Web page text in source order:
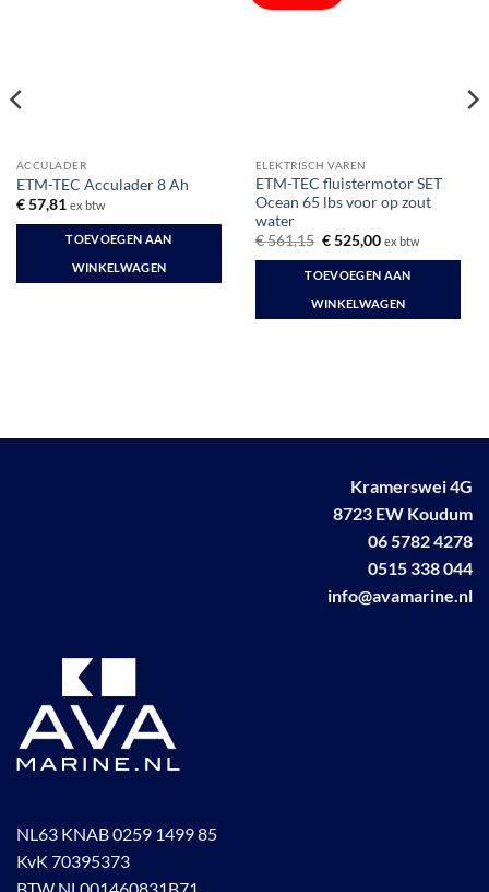
ACCULADER
ETM-TEC Acculader 8 Ah
€57,81 ex btw
TOEVOEGEN AAN
WINKELWAGEN
ELEKTRISCH VAREN
ETM-TEC fluistermotor SET
Ocean 65 lbs voor op zout
water
€561,15 Oorspronkelijke
was:
€ 561,15.
€525,00Huidige
is:
€ 525,00.
ex btw
TOEVOEGEN AAN
WINKELWAGEN
Kramerswei 4G
8723 EW Koudum
06 5782 4278
0515 338 044
info@avamarine.nl
NL63 KNAB 0259 1499 85
KvK 70395373
BTW NL001460831B71